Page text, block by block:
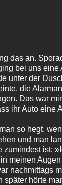
das an.
bei uns eine
unter der
die
Das war
ihr Auto eine
so hegt,
und man
zumindest ist:
meinen
nachmittags
später hörte